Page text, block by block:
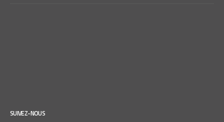
SUIVEZ-NOUS